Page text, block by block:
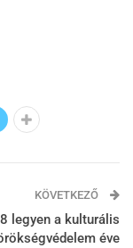
KÖVETKEZŐ
legyen a kulturális
éve